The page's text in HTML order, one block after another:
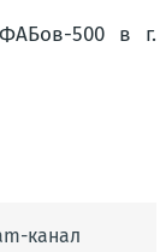
500 в г.
канал